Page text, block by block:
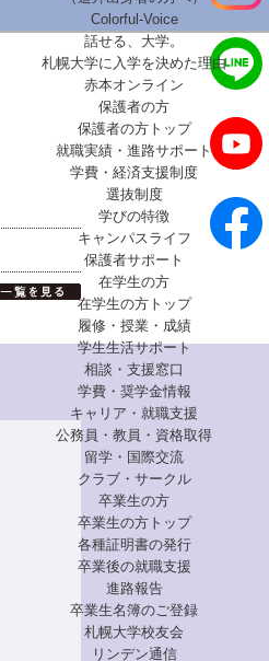
Colorful-Voice
話せる、大学。
札幌大学に入学を決めた理由
赤本オンライン
保護者の方
保護者の方トップ
就職実績・進路サポート
学費・経済支援制度
選抜制度
学びの特徴
キャンパスライフ
保護者サポート
在学生の方
在学生の方トップ
履修・授業・成績
学生生活サポート
相談・支援窓口
学費・奨学金情報
キャリア・就職支援
公務員・教員・資格取得
留学・国際交流
クラブ・サークル
卒業生の方
卒業生の方トップ
各種証明書の発行
卒業後の就職支援
進路報告
卒業生名簿のご登録
札幌大学校友会
リンデン通信